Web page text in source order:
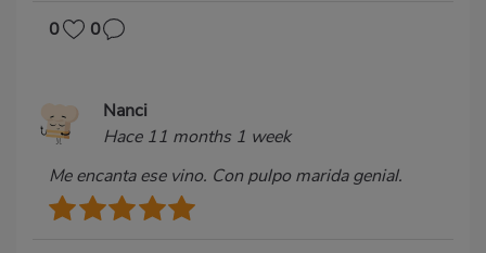
0 0
Nanci
Hace 11 months 1 week
Me encanta ese vino. Con pulpo marida genial.